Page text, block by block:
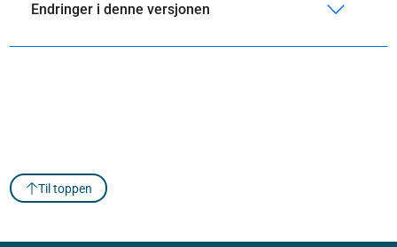
Endringer i denne versjonen
Til toppen